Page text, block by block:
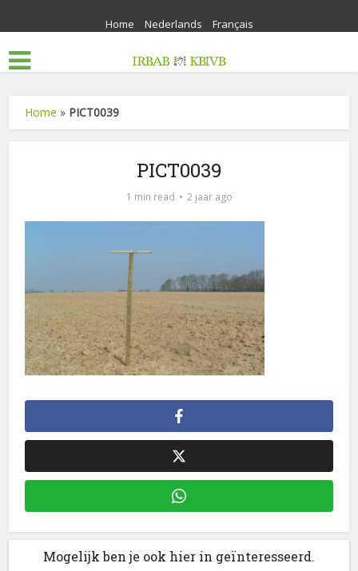
Home Nederlands Français
Home » PICT0039
PICT0039
1 min read 2 jaar ago
Mogelijk ben je ook hier in geïnteresseerd.